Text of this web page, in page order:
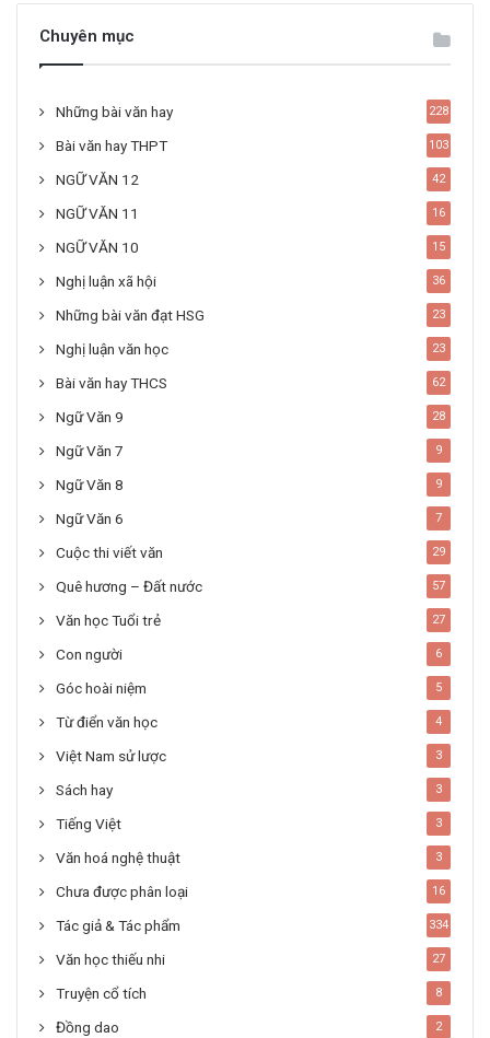
Chuyên mục
Những bài văn hay 228
Bài văn hay THPT 103
NGỮ VĂN 12 42
NGỮ VĂN 11 16
NGỮ VĂN 10 15
Nghị luận xã hội 36
Những bài văn đạt HSG 23
Nghị luận văn học 23
Bài văn hay THCS 62
Ngữ Văn 9 28
Ngữ Văn 7 9
Ngữ Văn 8 9
Ngữ Văn 6 7
Cuộc thi viết văn 29
Quê hương – Đất nước 57
Văn học Tuổi trẻ 27
Con người 6
Góc hoài niệm 5
Từ điển văn học 4
Việt Nam sử lược 3
Sách hay 3
Tiếng Việt 3
Văn hoá nghệ thuật 3
Chưa được phân loại 16
Tác giả & Tác phẩm 334
Văn học thiếu nhi 27
Truyện cổ tích 8
Đồng dao 2